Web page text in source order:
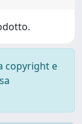
copyright e